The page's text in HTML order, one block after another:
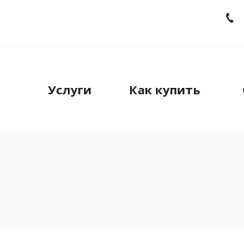
Услуги Как купить